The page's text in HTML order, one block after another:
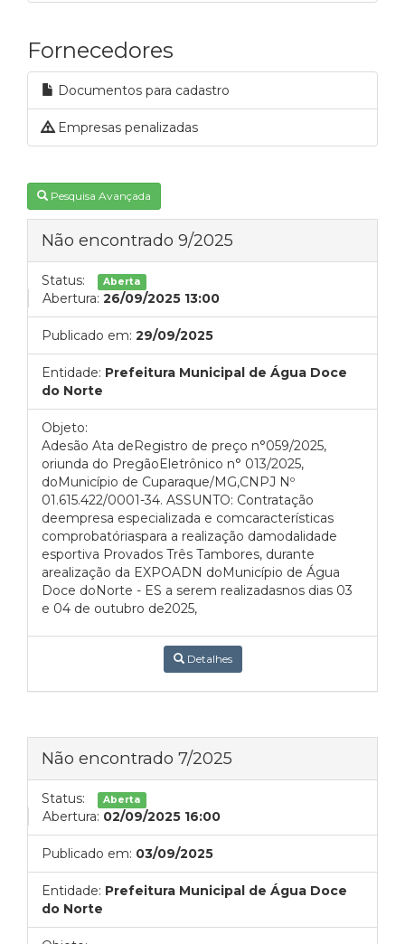
Fornecedores
Documentos para cadastro
Empresas penalizadas
Pesquisa Avançada
Não encontrado 9/2025
Status: Aberta
Abertura: 26/09/2025 13:00
Publicado em: 29/09/2025
Entidade: Prefeitura Municipal de Água Doce
do Norte
Objeto:
Adesão Ata deRegistro de preço n°059/2025,
oriunda do PregãoEletrônico n° 013/2025,
doMunicípio de Cuparaque/MG,CNPJ Nº
01.615.422/0001-34. ASSUNTO: Contratação
deempresa especializada e comcaracterísticas
comprobatóriaspara a realização damodalidade
esportiva Provados Três Tambores, durante
arealização da EXPOADN doMunicípio de Água
Doce doNorte - ES a serem realizadasnos dias 03
e 04 de outubro de2025,
Detalhes
Não encontrado 7/2025
Status: Aberta
Abertura: 02/09/2025 16:00
Publicado em: 03/09/2025
Entidade: Prefeitura Municipal de Água Doce
do Norte